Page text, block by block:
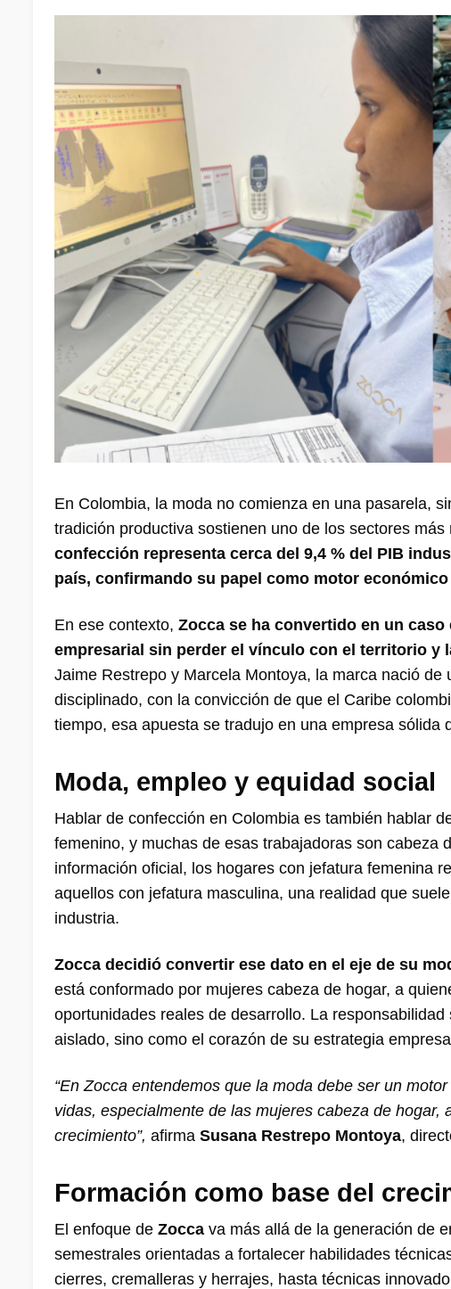
En Colombia, la moda no comienza en una pasarela,
tradición productiva sostienen uno de los sectores
confección representa cerca del 9,4 % del PIB
país, confirmando su papel como motor
En ese contexto, Zocca se ha convertido en un
empresarial sin perder el vínculo con el territorio y
Jaime Restrepo y Marcela Montoya, la marca nació
disciplinado, con la convicción de que el Caribe
tiempo, esa apuesta se tradujo en una empresa
Moda, empleo y equidad social
Hablar de confección en Colombia es también hablar
femenino, y muchas de esas trabajadoras son cabeza
información oficial, los hogares con jefatura femenina
aquellos con jefatura masculina, una realidad que
industria.
Zocca decidió convertir ese dato en el eje de su
está conformado por mujeres cabeza de hogar, a
oportunidades reales de desarrollo. La
aislado, sino como el corazón de su estrategia
“En Zocca entendemos que la moda debe ser un
vidas, especialmente de las mujeres cabeza de
crecimiento”, afirma Susana Restrepo Montoya,
Formación como base del
El enfoque de Zocca va más allá de la generación de
semestrales orientadas a fortalecer habilidades
cierres, cremalleras y herrajes, hasta técnicas